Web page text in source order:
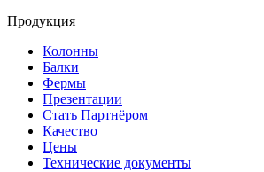
Продукция
Колонны
Балки
Фермы
Презентации
Стать Партнёром
Качество
Цены
Технические документы